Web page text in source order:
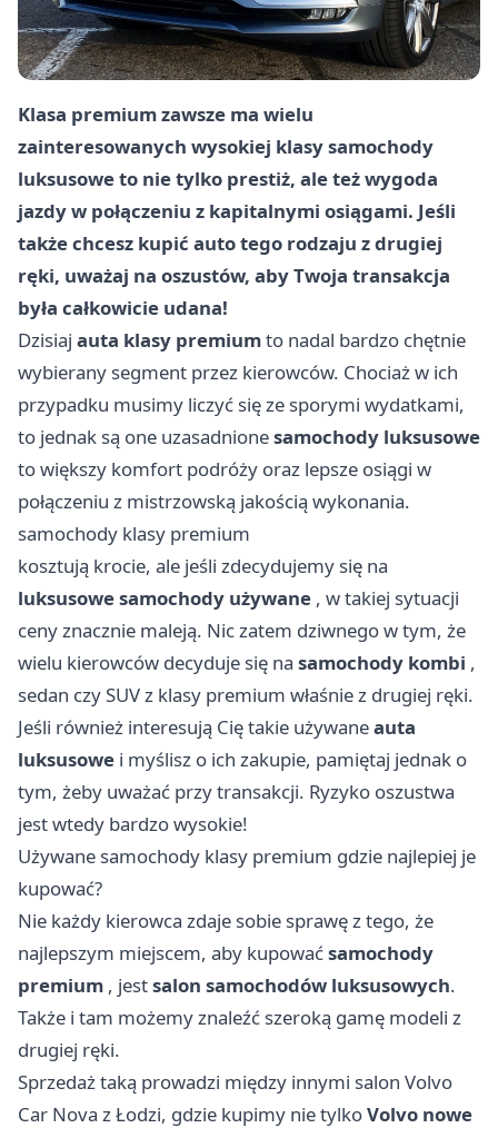
Klasa premium zawsze ma wielu
zainteresowanych wysokiej klasy samochody
luksusowe to nie tylko prestiż, ale też wygoda
jazdy w połączeniu z kapitalnymi osiągami. Jeśli
także chcesz kupić auto tego rodzaju z drugiej
ręki, uważaj na oszustów, aby Twoja transakcja
była całkowicie udana!
Dzisiaj auta klasy premiumto nadal bardzo chętnie
wybierany segment przez kierowców. Chociaż w ich
przypadku musimy liczyć się ze sporymi wydatkami,
to jednak są one uzasadnionesamochody luksusowe
to większy komfort podróży oraz lepsze osiągi w
połączeniu z mistrzowską jakością wykonania.
samochody klasy premium
kosztują krocie, ale jeśli zdecydujemy się na
luksusowe samochody używane , w takiej sytuacji
ceny znacznie maleją. Nic zatem dziwnego w tym, że
wielu kierowców decyduje się na samochody kombi ,
sedan czy SUV z klasy premium właśnie z drugiej ręki.
Jeśli również interesują Cię takie używaneauta
luksusowe i myślisz o ich zakupie, pamiętaj jednak o
tym, żeby uważać przy transakcji. Ryzyko oszustwa
jest wtedy bardzo wysokie!
Używane samochody klasy premium gdzie najlepiej je
kupować?
Nie każdy kierowca zdaje sobie sprawę z tego, że
najlepszym miejscem, aby kupowaćsamochody
premium , jestsalon samochodów luksusowych.
Także i tam możemy znaleźć szeroką gamę modeli z
drugiej ręki.
Sprzedaż taką prowadzi między innymi salon Volvo
Car Nova z Łodzi, gdzie kupimy nie tylkoVolvo nowe